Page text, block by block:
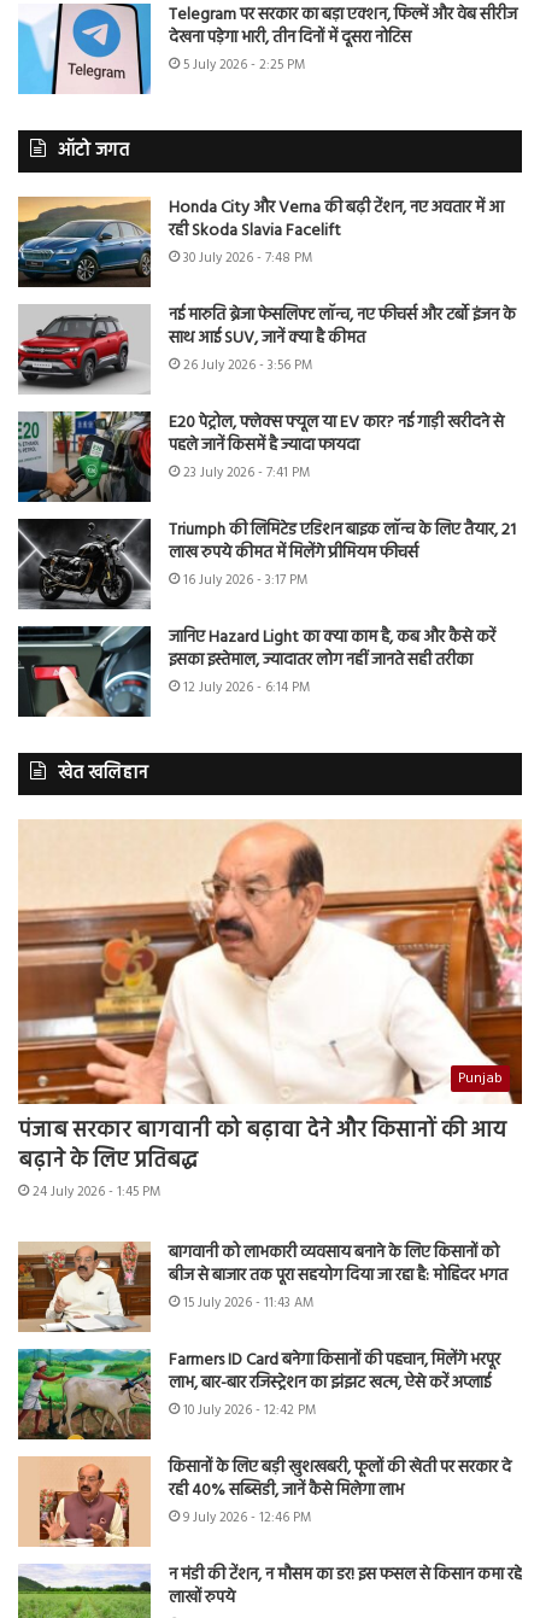
Telegram पर सरकार का बड़ा एक्शन, फिल्में और वेब सीरीज
देखना पड़ेगा भारी, तीन दिनों में दूसरा नोटिस
5 July 2026 - 2:25 PM
ऑटो जगत
Honda City और Verna की बढ़ी टेंशन, नए अवतार में आ
रही Skoda Slavia Facelift
30 July 2026 - 7:48 PM
नई मारुति ब्रेजा फेसलिफ्ट लॉन्च, नए फीचर्स और टर्बो इंजन के
साथ आई SUV, जानें क्या है कीमत
26 July 2026 - 3:56 PM
E20 पेट्रोल, फ्लेक्स फ्यूल या EV कार? नई गाड़ी खरीदने से
पहले जानें किसमें है ज्यादा फायदा
23 July 2026 - 7:41 PM
Triumph की लिमिटेड एडिशन बाइक लॉन्च के लिए तैयार, 21
लाख रुपये कीमत में मिलेंगे प्रीमियम फीचर्स
16 July 2026 - 3:17 PM
जानिए Hazard Light का क्या काम है, कब और कैसे करें
इसका इस्तेमाल, ज्यादातर लोग नहीं जानते सही तरीका
12 July 2026 - 6:14 PM
खेत खलिहान
Punjab
पंजाब सरकार बागवानी को बढ़ावा देने और किसानों की आय
बढ़ाने के लिए प्रतिबद्ध
24 July 2026 - 1:45 PM
बागवानी को लाभकारी व्यवसाय बनाने के लिए किसानों को
बीज से बाजार तक पूरा सहयोग दिया जा रहा है: मोहिंदर भगत
15 July 2026 - 11:43 AM
Farmers ID Card बनेगा किसानों की पहचान, मिलेंगे भरपूर
लाभ, बार-बार रजिस्ट्रेशन का झंझट खत्म, ऐसे करें अप्लाई
10 July 2026 - 12:42 PM
किसानों के लिए बड़ी खुशखबरी, फूलों की खेती पर सरकार दे
रही 40% सब्सिडी, जानें कैसे मिलेगा लाभ
9 July 2026 - 12:46 PM
न मंडी की टेंशन, न मौसम का डर! इस फसल से किसान कमा रहे
लाखों रुपये